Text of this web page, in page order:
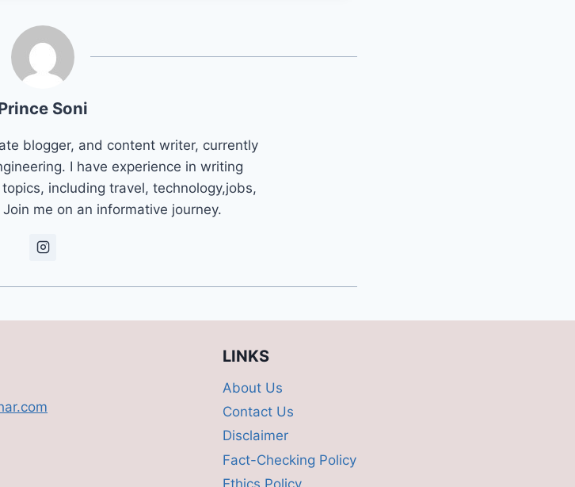
Soni
blogger, and content writer, currently
I have experience in writing
including travel, technology,jobs,
me on an informative journey.
LINKS
About Us
Contact Us
Disclaimer
Fact-Checking Policy